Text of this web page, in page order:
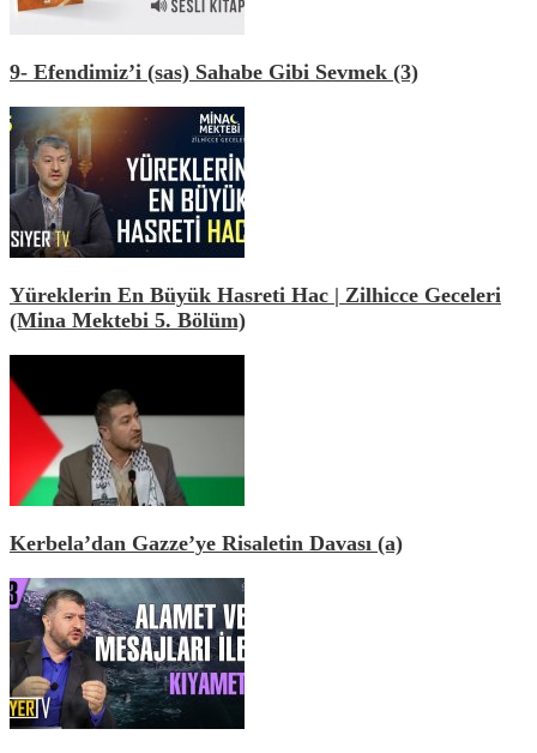
9- Efendimiz’i (sas) Sahabe Gibi Sevmek (3)
Yüreklerin En Büyük Hasreti Hac | Zilhicce Geceleri
(Mina Mektebi 5. Bölüm)
Kerbela’dan Gazze’ye Risaletin Davası (a)